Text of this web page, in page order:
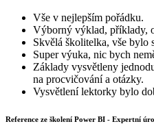
Vše v nejlepším pořádku.
Výborný výklad, příklady,
Skvělá školitelka, vše bylo
Super výuka, nic bych
Základy vysvětleny
na procvičování a otázky.
Vysvětlení lektorky bylo
Reference ze školení Power BI - Expertní